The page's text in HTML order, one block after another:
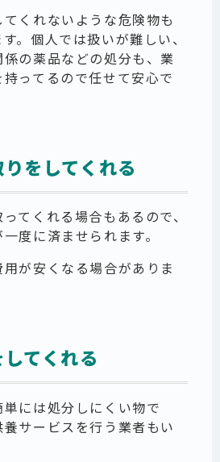
くれないような危険物も
。個人では扱いが難しい、
の薬品などの処分も、業
ってるので任せて安心で
をしてくれる
てくれる場合もあるので、
度に済ませられます。
が安くなる場合がありま
てくれる
には処分しにくい物で
サービスを行う業者もい